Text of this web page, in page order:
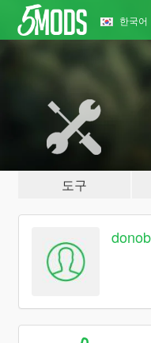
한국어
도구